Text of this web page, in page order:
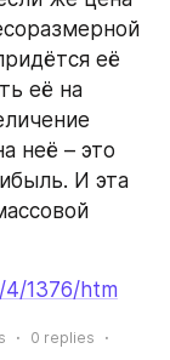
её
её на
неё – это
И эта
4/1376/htm
0 replies